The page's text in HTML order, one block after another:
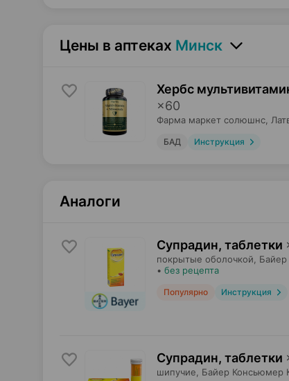
Цены в аптеках Минск
Хербс
×60
Фарма маркет солюшнс ,
БАД Инструкция
Аналоги
Супрадин, таблетки
покрытые оболочкой,
• без рецепта
Популярно Инструкция
Супрадин, таблетки
шипучие, Байер Консьюмер